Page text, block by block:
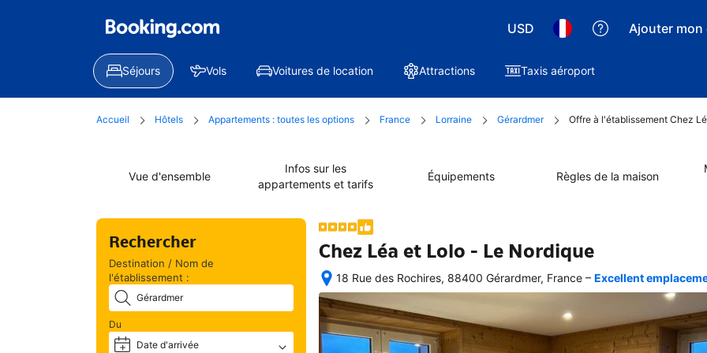
USD Ajouter
Séjours Vols Voitures de location Attractions Taxis aéroport
Accueil Hôtels Appartements : toutes les options France Lorraine Gérardmer Offre à l'établissement Chez
Vue d'ensemble
Infos sur les
appartements et tarifs
Équipements Règles de la maison
Rechercher
Destination / Nom de
l'établissement :
Du
+ Date d'arrivée
Chez Léa et Lolo - Le Nordique
18 Rue des Rochires, 88400 Gérardmer, France
Excellente
situation
géographique
– Excellent